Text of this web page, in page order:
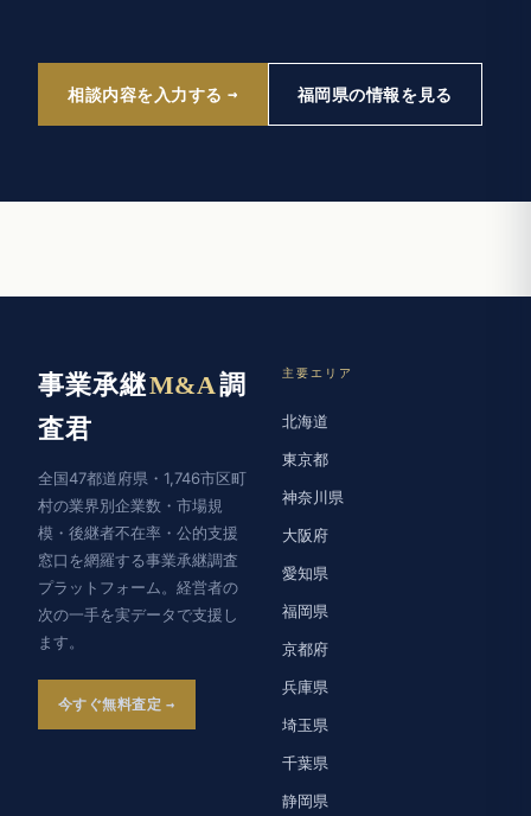
相談内容を入力する 福岡県の情報を見る
事業承継M&A調
査君
全国47都道府県・1,746市区町
村の業界別企業数・市場規
模・後継者不在率・公的支援
窓口を網羅する事業承継調査
プラットフォーム。経営者の
次の一手を実データで支援し
ます。
今すぐ無料査定
主要エリア
北海道
東京都
神奈川県
大阪府
愛知県
福岡県
京都府
兵庫県
埼玉県
千葉県
静岡県